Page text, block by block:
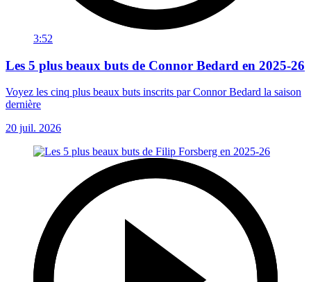
3:52
Les 5 plus beaux buts de Connor Bedard en 2025-26
Voyez les cinq plus beaux buts inscrits par Connor Bedard la saison
dernière
20 juil. 2026